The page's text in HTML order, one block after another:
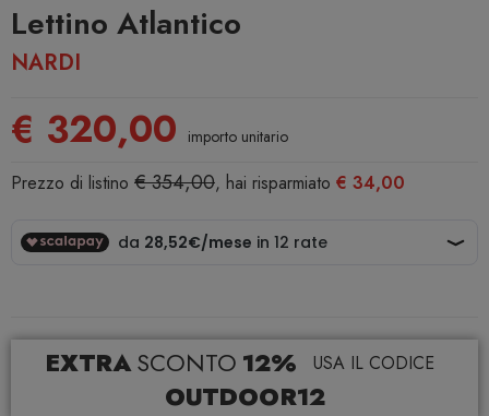
Lettino Atlantico
NARDI
€ 320,00 importo unitario
Prezzo di listino € 354,00, hai risparmiato € 34,00
EXTRA SCONTO 12% USA IL CODICE
OUTDOOR12